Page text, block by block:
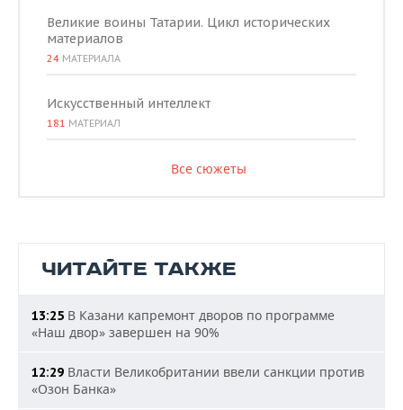
Великие воины Татарии. Цикл исторических
материалов
24 МАТЕРИАЛА
Искусственный интеллект
181 МАТЕРИАЛ
Все сюжеты
ЧИТАЙТЕ ТАКЖЕ
13:25 В Казани капремонт дворов по программе
«Наш двор» завершен на 90%
12:29 Власти Великобритании ввели санкции против
«Озон Банка»